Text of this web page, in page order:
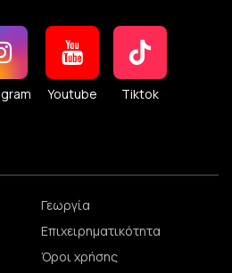
Youtube Tiktok
Γεωργία
Επιχειρηματικότητα
Όροι χρήσης